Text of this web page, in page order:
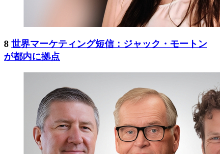
8 世界マーケティング短信：ジャック・モートン
が都内に拠点